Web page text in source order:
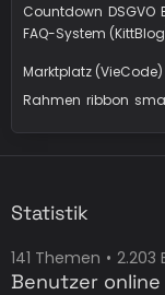
Countdown DSGVO
FAQ-System
Marktplatz (VieCode)
Rahmen ribbon
Statistik
141 Themen 2.203
Benutzer online